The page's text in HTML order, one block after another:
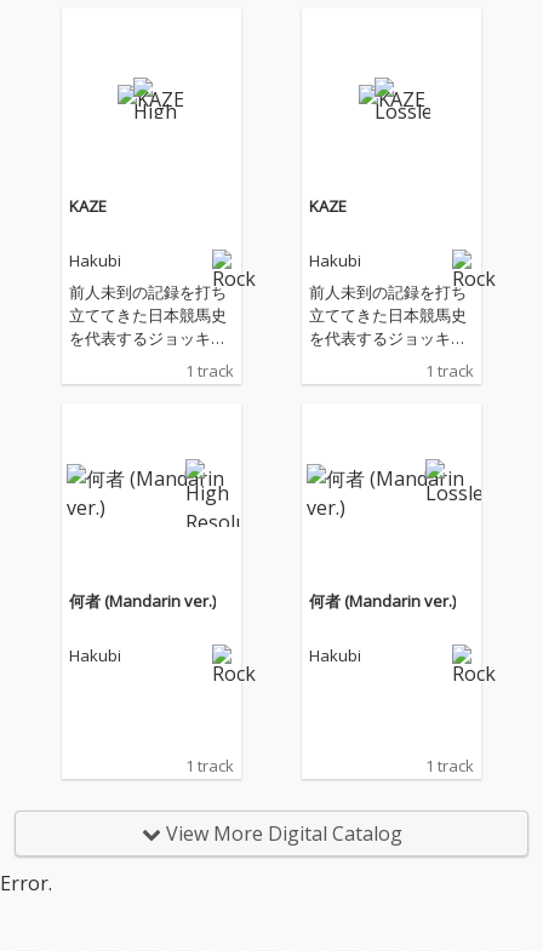
KAZE
Hakubi
前人未到の記録を打ち
立ててきた日本競馬史
を代表するジョッキ
ー・武豊の、デビュー
40年を記念して開催さ
るムービー『The Derb
y Dream Goes ON〜鳴
りやまないダービーの
1 track
KAZE
Hakubi
前人未到の記録を打ち
立ててきた日本競馬史
を代表するジョッキ
ー・武豊の、デビュー
40年を記念して開催さ
るムービー『The Derb
y Dream Goes ON〜鳴
りやまないダービーの
1 track
何者 (Mandarin ver.)
Hakubi
1 track
何者 (Mandarin ver.)
Hakubi
1 track
View More Digital Catalog
Error.